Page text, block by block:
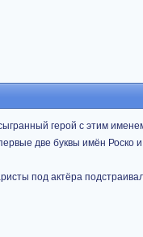
герой с этим
две буквы имён Роско
под актёра